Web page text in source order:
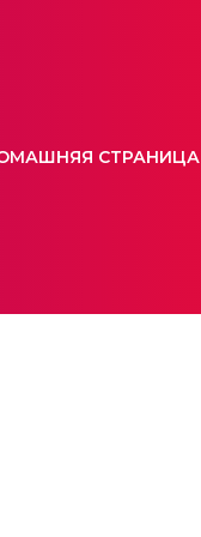
СТРАНИЦА